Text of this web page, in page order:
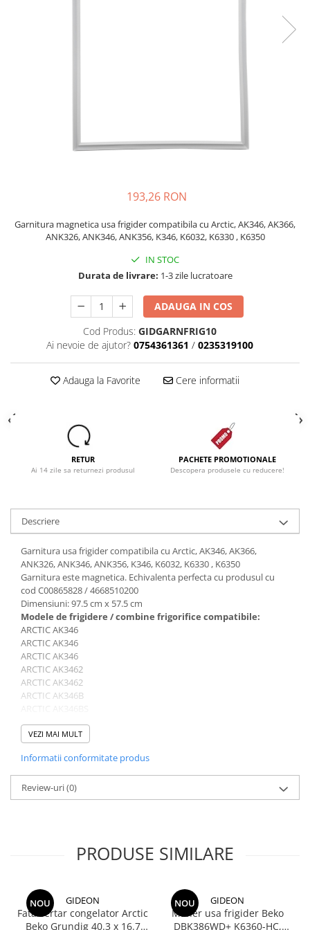
193,26 RON
Garnitura magnetica usa frigider compatibila cu Arctic, AK346, AK366,
ANK326, ANK346, ANK356, K346, K6032, K6330 , K6350
IN STOC
Durata de livrare: 1-3 zile lucratoare
ADAUGA IN COS
Cod Produs: GIDGARNFRIG10
Ai nevoie de ajutor? 0754361361 / 0235319100
Adauga la Favorite Cere informatii
RETUR
Ai 14 zile sa returnezi produsul
PACHETE PROMOTIONALE
Descopera produsele cu reducere!
Descriere
Garnitura usa frigider compatibila cu Arctic, AK346, AK366,
ANK326, ANK346, ANK356, K346, K6032, K6330 , K6350
Garnitura este magnetica. Echivalenta perfecta cu produsul cu
cod C00865828 / 4668510200
Dimensiuni: 97.5 cm x 57.5 cm
Modele de frigidere / combine frigorifice compatibile:
ARCTIC AK346
ARCTIC AK346
ARCTIC AK346
ARCTIC AK3462
ARCTIC AK3462
ARCTIC AK346B
ARCTIC AK346NF
ARCTIC AK346NFS
ARCTIC AK36624
ARCTIC AK36624
ARCTIC AK3664 K6350HC
ARCTIC AK3664
ARCTIC ANK326
ARCTIC ANK326NF
ARCTIC ANK326NFS
ARCTIC ANK3462
VEZI MAI MULT
Informatii conformitate produs
Review-uri(0)
PRODUSE SIMILARE
NOU GIDEON
Fata sertar congelator Arctic
Beko Grundig 40.3 x 16.7
NOU GIDEON
Maner usa frigider Beko
DBK386WD+ K6360-HC,